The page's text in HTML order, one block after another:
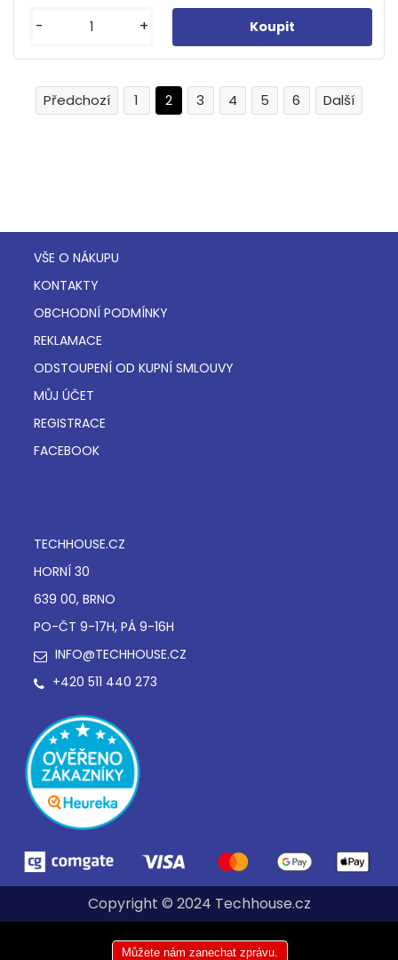
- +
1 2 3 4 5 6
VŠE O NÁKUPU
KONTAKTY
OBCHODNÍ PODMÍNKY
REKLAMACE
ODSTOUPENÍ OD KUPNÍ SMLOUVY
MŮJ ÚČET
REGISTRACE
FACEBOOK
TECHHOUSE.CZ
HORNÍ 30
639 00, BRNO
PO-ČT 9-17H, PÁ 9-16H
INFO@TECHHOUSE.CZ
+420 511 440 273
Copyright © 2024 Techhouse.cz
Můžete nám zanechat zprávu.